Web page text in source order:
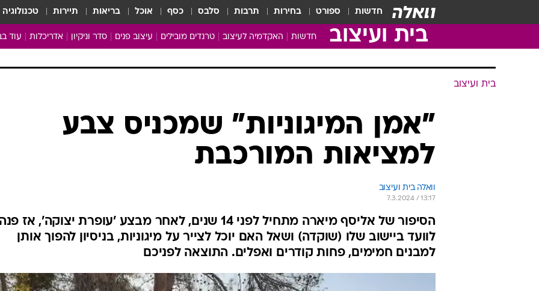
חדשות ספורט בחירות תרבות סלבס כסף אוכל בריאות תיירות טכנולוגיה
בית ועיצוב חדשות האקדמיה לעיצוב טרנדים מובילים עיצוב פנים סדר וניקיון
מדריך הניקיון
אדריכלות עוד
בית ועיצוב
"אמן המיגוניות" שמכניס צבע
למציאות המורכבת
וואלה בית ועיצוב
7.3.2024 / 13:17
הסיפור של אליסף מיארה מתחיל לפני 14 שנים, לאחר מבצע 'עופרת יצוקה', אז
לוועד ביישוב שלו (שוקדה) ושאל האם יוכל לצייר על מיגוניות, בניסיון להפוך אותן
למבנים חמימים, פחות קודרים ואפלים. התוצאה לפניכם